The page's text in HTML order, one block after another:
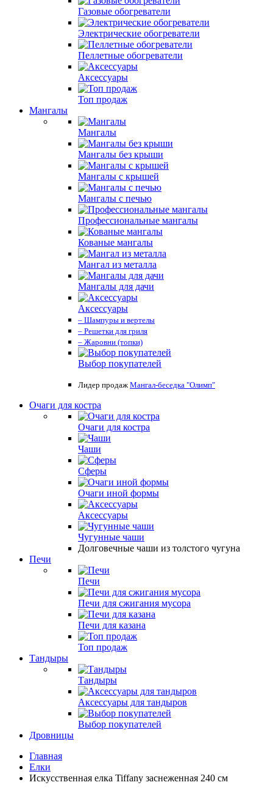
Газовые обогреватели
Электрические обогреватели
Пеллетные обогреватели
Аксессуары
Топ продаж
Мангалы
Мангалы
Мангалы без крыши
Мангалы с крышей
Мангалы с печью
Профессиональные мангалы
Кованые мангалы
Мангал из металла
Мангалы для дачи
Аксессуары
– Шампуры и вертелы
– Решетки для гриля
– Жаровни (топки)
Выбор покупателей
Лидер продаж Мангал-беседка "Олимп"
Очаги для костра
Очаги для костра
Чаши
Сферы
Очаги иной формы
Аксессуары
Чугунные чаши
Долговечные чаши из толстого чугуна
Печи
Печи
Печи для сжигания мусора
Печи для казана
Топ продаж
Тандыры
Тандыры
Аксессуары для тандыров
Выбор покупателей
Дровницы
Главная
Елки
Искусственная елка Tiffany заснеженная 240 см